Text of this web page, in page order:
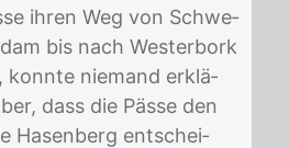
ih­ren Weg von Schwe­
bis nach Wes­ter­bork
konn­te nie­mand er­klä­
dass die Päs­se den
Ha­sen­berg ent­schei­